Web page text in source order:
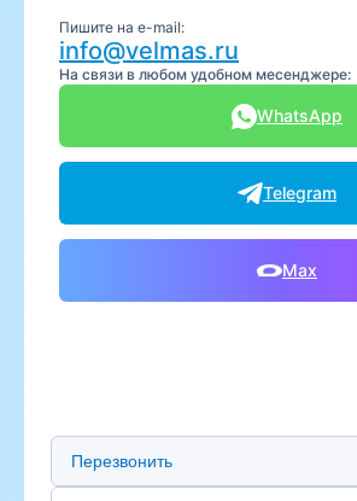
Пишите на e-mail:
info@velmas.ru
На связи в любом удобном месенджере:
WhatsApp
Telegram
Max
Предпочтительный способ связи